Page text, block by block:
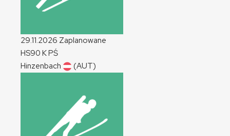
29.11.2026 Zaplanowane
HS90 KPŚ
Hinzenbach
(AUT)